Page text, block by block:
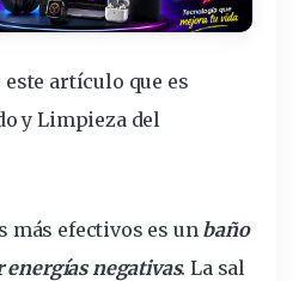
artículo que es
y Limpieza del
más efectivos es un baño
energías negativas. La sal